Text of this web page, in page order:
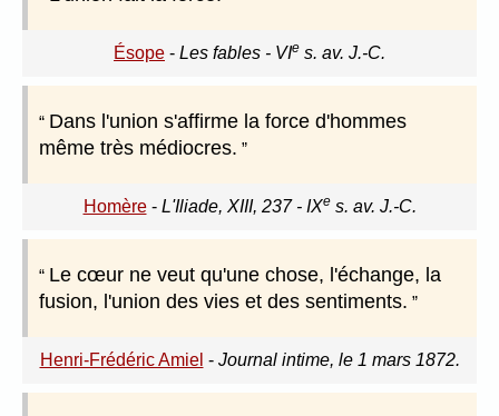
Ésope - Les fables - VIe s. av. J.-C.
Dans l'union s'affirme la force d'hommes
même très médiocres.
Homère- L'Iliade, XIII, 237 - IXes. av. J.-C.
Le cœur ne veut qu'une chose, l'échange, la
fusion, l'union des vies et des sentiments.
Henri-Frédéric Amiel - Journal intime, le 1 mars 1872.